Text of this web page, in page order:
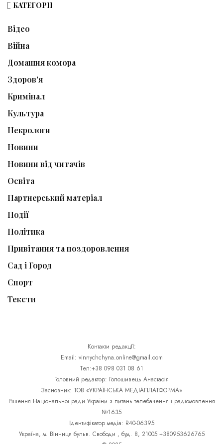
КАТЕГОРІЇ
Відео
Війна
Домашня комора
Здоров'я
Кримінал
Культура
Некрологи
Новини
Новини від читачів
Освіта
Партнерський матеріал
Події
Політика
Привітання та поздоровлення
Сад і Город
Спорт
Тексти
Контакти редакції:
Email: vinnychchyna.online@gmail.com
Тел:+38 098 031 08 61
Головний редактор: Голошивець Анастасія
Засновник: ТОВ «УКРАЇНСЬКА МЕДІАПЛАТФОРМА»
Рішення Національної ради України з питань телебачення і радіомовлення
№1635
Ідентифікатор медіа: R40-06395
Україна, м. Вінниця бульв. Свободи , буд. 8, 21005 +380953626765